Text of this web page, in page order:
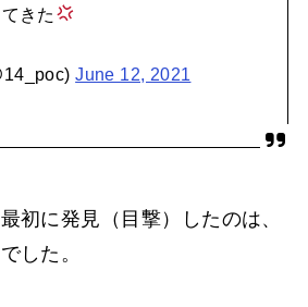
きた
June 12, 2021
初に発見（目撃）したのは、
した。